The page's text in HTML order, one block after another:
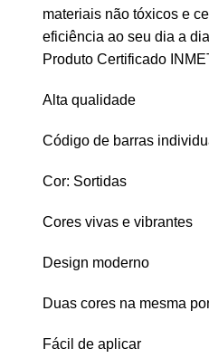
materiais não tóxicos e
eficiência ao seu dia a
Produto Certificado
Alta qualidade
Código de barras
Cor: Sortidas
Cores vivas e vibrantes
Design moderno
Duas cores na mesma
Fácil de aplicar